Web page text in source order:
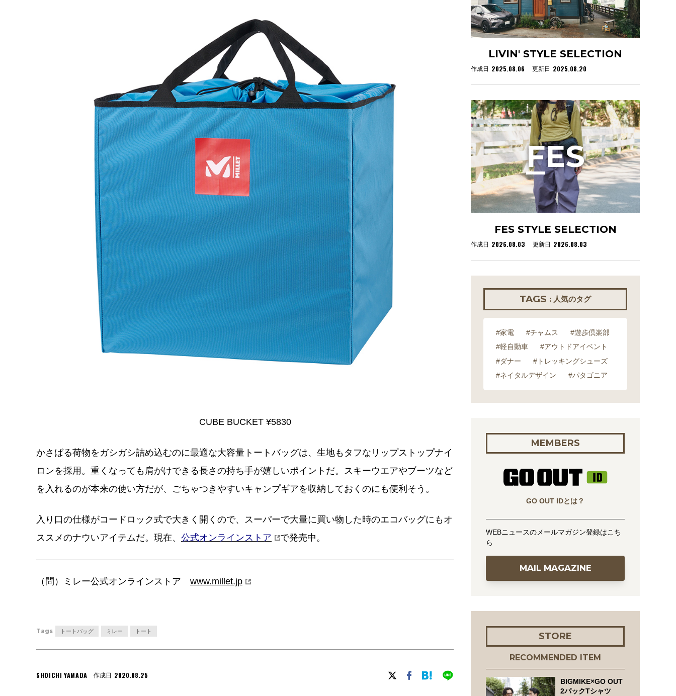
CUBE BUCKET ¥5830
かさばる荷物をガシガシ詰め込むのに最適な大容量トートバッグは、生地もタフなリップストップナイ
ロンを採用。重くなっても肩がけできる長さの持ち手が嬉しいポイントだ。スキーウエアやブーツなど
を入れるのが本来の使い方だが、ごちゃつきやすいキャンプギアを収納しておくのにも便利そう。
入り口の仕様がコードロック式で大きく開くので、スーパーで大量に買い物した時のエコバッグにもオ
ススメのナウいアイテムだ。現在、 公式オンラインストア で発売中。
（問）ミレー公式オンラインストア www.millet.jp
Tags トートバッグ ミレー トート
SHOICHI YAMADA 作成日 2020.08.25
LIVIN' STYLE SELECTION
作成日 2025.08.06 更新日 2025.08.20
FES STYLE SELECTION
作成日 2026.08.03 更新日 2026.08.03
FES
TAGS : 人気のタグ
#家電 #チャムス
#遊歩倶楽部
#軽自動車
#アウトドアイベント
#ダナー
#トレッキングシューズ
#ネイタルデザイン
#パタゴニア
MEMBERS
GO OUT IDとは？
WEBニュースのメールマガジン登録はこち
ら
MAIL MAGAZINE
STORE
RECOMMENDED ITEM
BIGMIKE×GO OUT
2パックTシャツ